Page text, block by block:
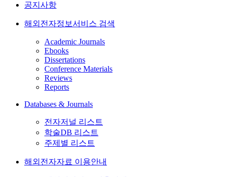
공지사항
해외전자정보서비스 검색
Academic Journals
Ebooks
Dissertations
Conference Materials
Reviews
Reports
Databases & Journals
전자저널 리스트
학술DB 리스트
주제별 리스트
해외전자자료 이용안내